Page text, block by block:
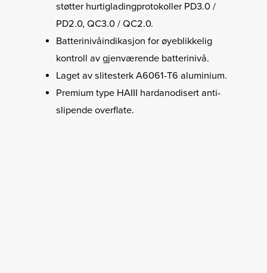
støtter hurtigladingprotokoller PD3.0 /
PD2.0, QC3.0 / QC2.0.
Batterinivåindikasjon for øyeblikkelig
kontroll av gjenværende batterinivå.
Laget av slitesterk A6061-T6 aluminium.
Premium type HAIII hardanodisert anti-
slipende overflate.